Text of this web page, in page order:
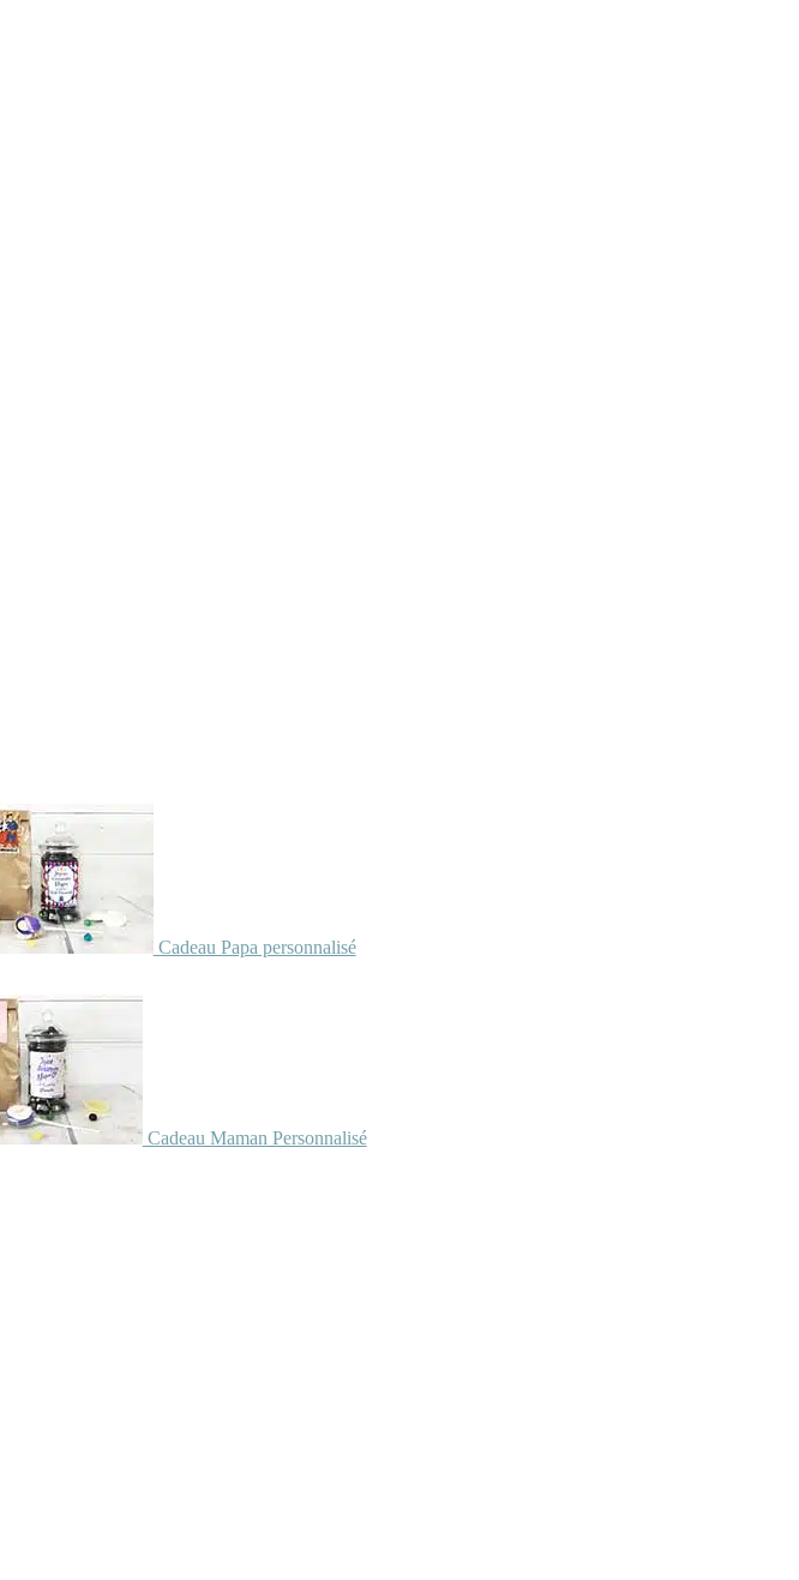
Cadeau Papa personnalisé
Cadeau Maman Personnalisé